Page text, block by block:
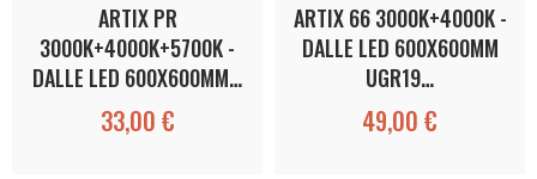
ARTIX PR
3000K+4000K+5700K -
DALLE LED 600X600MM…
33,00 €
ARTIX 66 3000K+4000K -
DALLE LED 600X600MM
UGR19…
49,00 €